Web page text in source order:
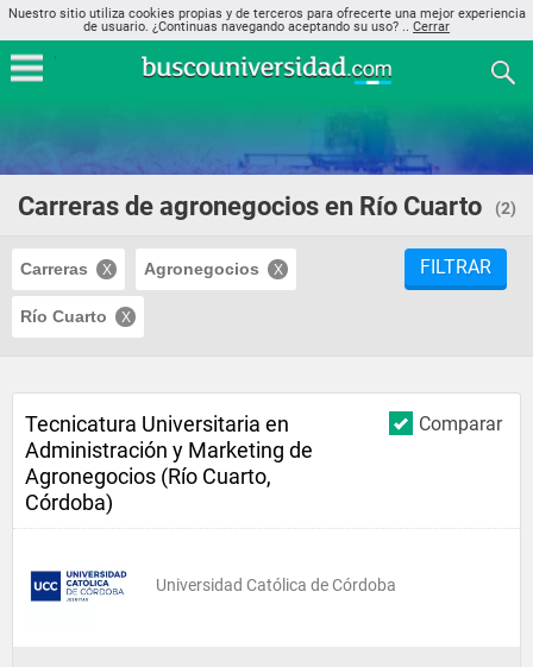
Nuestro sitio utiliza cookies propias y de terceros para ofrecerte una mejor experiencia
de usuario. ¿Continuas navegando aceptando su uso? .. Cerrar
Carreras de agronegocios en Río Cuarto (2)
Carreras Agronegocios
Río Cuarto
FILTRAR
Comparar
Tecnicatura Universitaria en
Administración y Marketing de
Agronegocios (Río Cuarto,
Córdoba)
Universidad Católica de Córdoba